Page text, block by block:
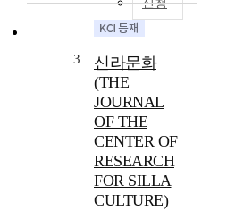
신청
3
신라문화
(THE
JOURNAL
OF THE
CENTER OF
RESEARCH
FOR SILLA
CULTURE)